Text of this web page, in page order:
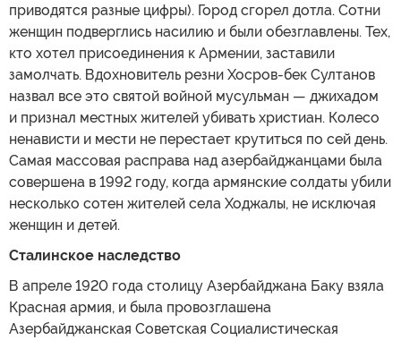
приводятся разные цифры). Город сгорел дотла. Сотни
женщин подверглись насилию и были обезглавлены. Тех,
кто хотел присоединения к Армении, заставили
замолчать. Вдохновитель резни Хосров-бек Султанов
назвал все это святой войной мусульман — джихадом
и признал местных жителей убивать христиан. Колесо
ненависти и мести не перестает крутиться по сей день.
Самая массовая расправа над азербайджанцами была
совершена в 1992 году, когда армянские солдаты убили
несколько сотен жителей села Ходжалы, не исключая
женщин и детей.
Сталинское наследство
В апреле 1920 года столицу Азербайджана Баку взяла
Красная армия, и была провозглашена
Азербайджанская Советская Социалистическая